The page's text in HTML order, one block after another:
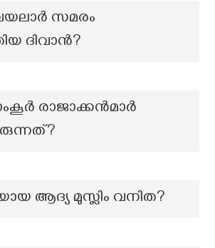
സമരം
ദിവാൻ?
രാജാക്കൻമാർ
ആദ്യ മുസ്ലിം വനിത?